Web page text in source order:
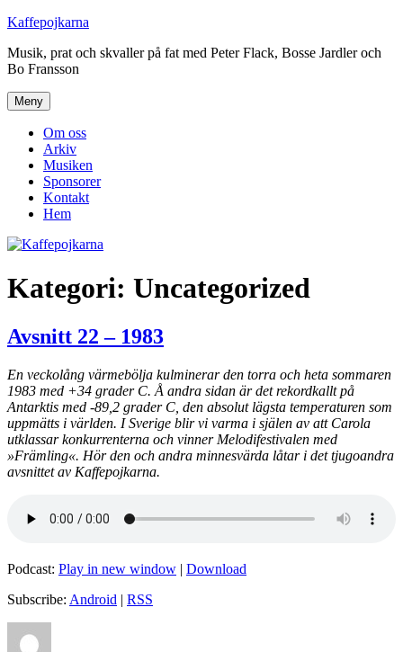
Hoppa
innehåll
Kaffepojkarna
Musik, prat och skvaller på fat med Peter Flack, Bosse Jardler och
Bo Fransson
Meny
Om oss
Arkiv
Musiken
Sponsorer
Kontakt
Hem
Kategori: Uncategorized
Avsnitt 22 – 1983
En veckolång värmebölja kulminerar den torra och heta sommaren
1983 med +34 grader C. Å andra sidan är det rekordkallt på
Antarktis med -89,2 grader C, den absolut lägsta temperaturen som
uppmätts i världen. I Sverige blir vi varma i själen av att Carola
utklassar konkurrenterna och vinner Melodifestivalen med
»Främling«. Hör den och andra minnesvärda låtar i det tjugoandra
avsnittet av Kaffepojkarna.
Podcast: Play in new window | Download
Subscribe: Android | RSS